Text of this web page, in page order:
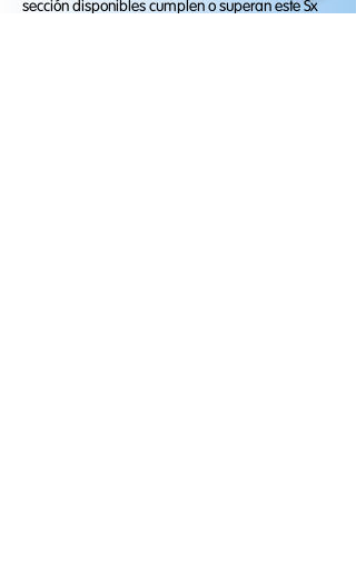
sección disponibles cumplen o superan este Sx